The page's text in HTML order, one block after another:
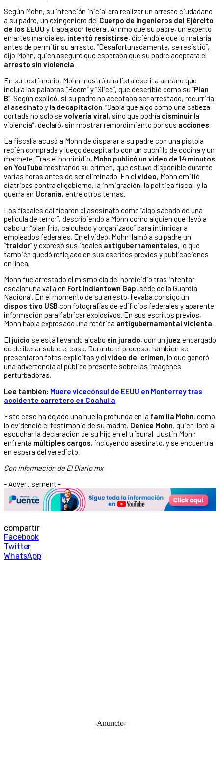
Según Mohn, su intención inicial era realizar un arresto ciudadano
a su padre, un exingeniero del Cuerpo de Ingenieros del Ejército
de los EEUU y trabajador federal. Afirmó que su padre, un experto
en artes marciales, intentó resistirse, diciéndole que lo mataría
antes de permitir su arresto. “Desafortunadamente, se resistió”,
dijo Mohn, quien aseguró que esperaba que su padre aceptara el
arresto sin violencia.
En su testimonio, Mohn mostró una lista escrita a mano que
incluía las palabras “Boom” y “Slice”, que describió como su “Plan
B“. Según explicó, si su padre no aceptaba ser arrestado, recurriría
al asesinato y la decapitación. “Sabía que algo como una cabeza
cortada no solo se volvería viral, sino que podría disminuirla
violencia”, declaró, sin mostrar remordimiento por sus acciones.
La fiscalía acusó a Mohn de disparar a su padre con una pistola
recién comprada y luego decapitarlo con un cuchillo de cocina y un
machete. Tras el homicidio, Mohn publicó un video de 14 minutos
en YouTube mostrando su crimen, que estuvo disponible durante
varias horas antes de ser eliminado. En el video, Mohn emitió
diatribas contra el gobierno, la inmigración, la política fiscal, y la
guerra en Ucrania, entre otros temas.
Los fiscales calificaron el asesinato como “algo sacado de una
película de terror”, describiendo a Mohn como alguien que llevó a
cabo un “plan frío, calculado y organizado” para intimidar a
empleados federales. En el video, Mohn llamó a su padre un
“traidor” y expresó sus ideales antigubernamentales, lo que
también quedó reflejado en sus escritos previos y publicaciones
en línea.
Mohn fue arrestado el mismo día del homicidio tras intentar
escalar una valla en Fort Indiantown Gap, sede de la Guardia
Nacional. En el momento de su arresto, llevaba consigo un
dispositivo USB con fotografías de edificios federales y aparente
información para fabricar explosivos. En sus escritos previos,
Mohn había expresado una retórica antigubernamental violenta.
El juicio se está llevando a cabo sin jurado, con un juez encargado
de deliberar sobre el caso. Durante el proceso, también se
presentaron fotos explícitas y el video del crimen, lo que generó
una advertencia al público presente sobre las imágenes
perturbadoras.
Lee también: Muere vicecónsul de EEUU en Monterrey tras
accidente carretero en Coahuila
Este caso ha dejado una huella profunda en la familia Mohn, como
lo evidenció el testimonio de su madre, Denice Mohn, quien lloró al
escuchar la declaración de su hijo en el tribunal. Justin Mohn
enfrenta múltiples cargos, incluyendo asesinato, y se encuentra
en espera del veredicto.
Con información de El Diario mx
- Advertisement -
compartir
Facebook
Twitter
WhatsApp
-Anuncio-